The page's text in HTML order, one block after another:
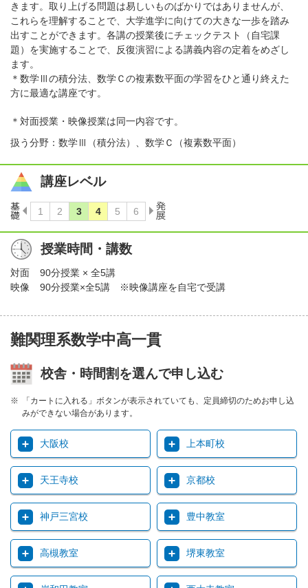
きます。取り上げる問題は易しいものばかりではありませんが、
これらを理解することで、大学進学に向けての大きな一歩を踏み
出すことができます。各講の授業後にチェックテスト（自宅課
題）を実施することで、反復演習による講義内容の定着をめざし
ます。
＊数学Ⅲの積分法、数学Ｃの複素数平面の学習をひと通り終えた
方に最適な講座です。
＊対面授業・映像授業は同一内容です。
扱う分野：数学Ⅲ（積分法）、数学Ｃ（複素数平面）
講座レベル
授業時間・講数
対面
90分授業 × 全5講
映像
90分授業×全5講 ※映像講座を自宅で受講
難関理系数学中高一貫
校舎・時間割を選んで申し込む
「カートに入れる」ボタンが表示されていても、定員締切のためお申し込
みができない場合があります。
大阪校 上本町校
天王寺校 京都校
神戸三宮校 豊中教室
高槻教室 堺東教室